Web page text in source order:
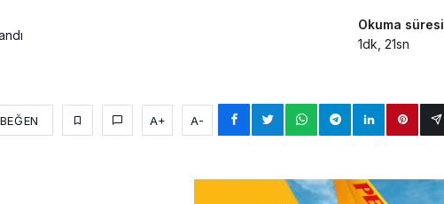
Okuma süresi
1dk, 21sn
BEĞEN A+ A-